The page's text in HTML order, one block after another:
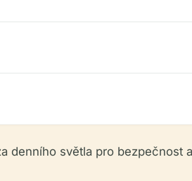
denního světla pro bezpečnost